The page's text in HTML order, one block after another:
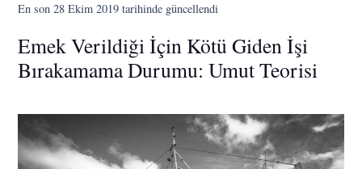
En son28 Ekim 2019 tarihinde güncellendi
Emek Verildiği İçin Kötü Giden İşi
Bırakamama Durumu: Umut Teorisi